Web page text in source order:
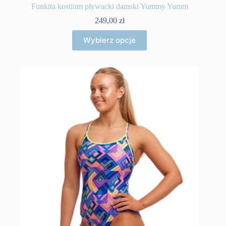
Funkita kostium pływacki damski Yummy Yumm
249,00 zł
Wybierz opcje
produkt
ma
wariantów.
Opcje
można
wybrać
na
stronie
produktu